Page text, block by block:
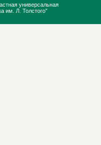
универсальная
им. Л. Толстого”